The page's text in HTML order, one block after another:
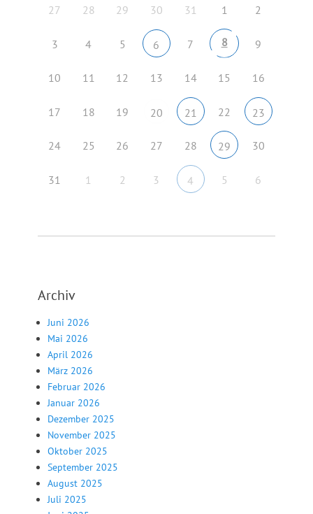
27 28 29 30 31 1 2
3 4 5 6 7 8 9
10 11 12 13 14 15 16
17 18 19 20 21 22 23
24 25 26 27 28 29 30
31 1 2 3 4 5 6
Archiv
Juni 2026
Mai 2026
April 2026
März 2026
Februar 2026
Januar 2026
Dezember 2025
November 2025
Oktober 2025
September 2025
August 2025
Juli 2025